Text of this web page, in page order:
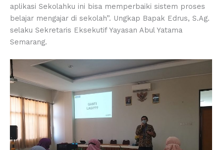
aplikasi Sekolahku ini bisa memperbaiki sistem proses
belajar mengajar di sekolah”. Ungkap Bapak Edrus, S.Ag.
selaku Sekretaris Eksekutif Yayasan Abul Yatama
Semarang.